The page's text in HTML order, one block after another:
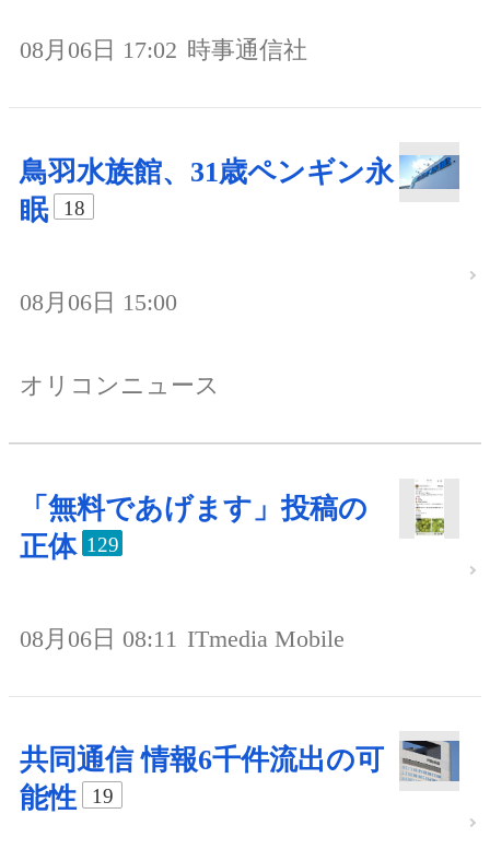
08月06日 17:02 時事通信社
鳥羽水族館、31歳ペンギン永
眠
18
08月06日 15:00
オリコンニュース
「無料であげます」投稿の
正体 129
08月06日 08:11 ITmedia Mobile
共同通信 情報6千件流出の可
能性
19